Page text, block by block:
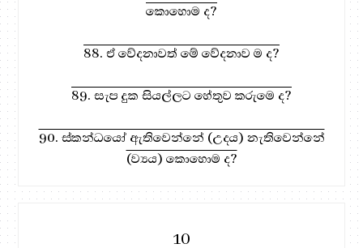
කොහොම ද?
88. ඒ වේදනාවත් මේ වේදනාව ම ද?
89. සැප දුක සියල්ලට හේතුව කරුමෙ ද?
90. ස්කන්ධයෝ ඇතිවෙන්නේ (උදය) නැතිවෙන්නේ
(ව්‍යය) කොහොම ද?
10